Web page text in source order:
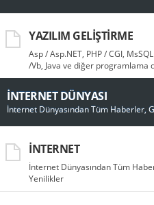
YAZILIM GELIŞTIRME
Asp / Asp.NET, PHP / CGI,
/Vb, Java ve diğer programlama
İNTERNET DÜNYASI
İnternet Dünyasından Tüm Haberler,
İNTERNET
İnternet Dünyasından Tüm
Yenilikler